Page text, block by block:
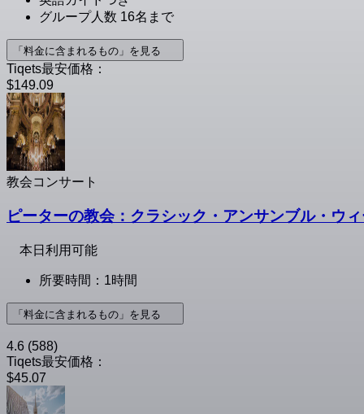
グループ人数 16名まで
「料金に含まれるもの」を見る
Tiqets最安価格：
$149.09
教会コンサート
ピーターの教会：クラシック・アンサンブル・ウ
本日利用可能
所要時間：1時間
「料金に含まれるもの」を見る
4.6 (588)
Tiqets最安価格：
$45.07